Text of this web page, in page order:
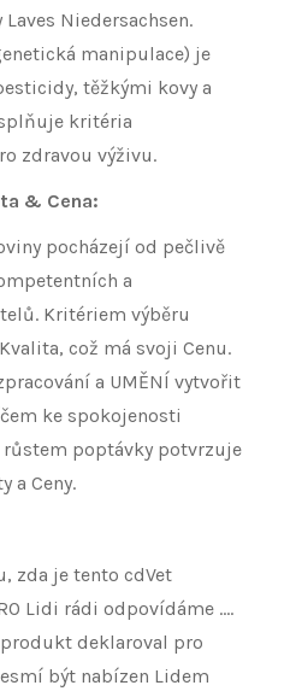
Niedersachsen.
manipulace) je
těžkými kovy a
kritéria
zdravou výživu.
& Cena:
pocházejí od pečlivě
a
Kritériem výběru
což má svoji Cenu.
a UMĚNÍ vytvořit
ke spokojenosti
poptávky potvrzuje
a Ceny.
zda je tento cdVet
Lidi rádi odpovídáme ….
deklaroval pro
být nabízen Lidem